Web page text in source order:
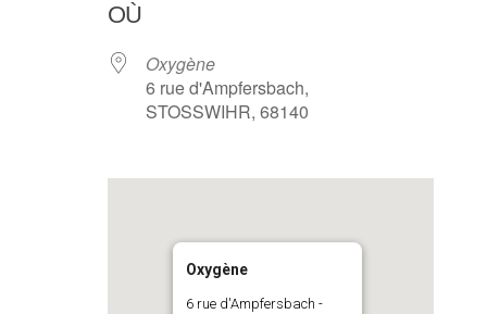
OÙ
Oxygène
6 rue d'Ampfersbach,
STOSSWIHR, 68140
Oxygène
6 rue d'Ampfersbach -